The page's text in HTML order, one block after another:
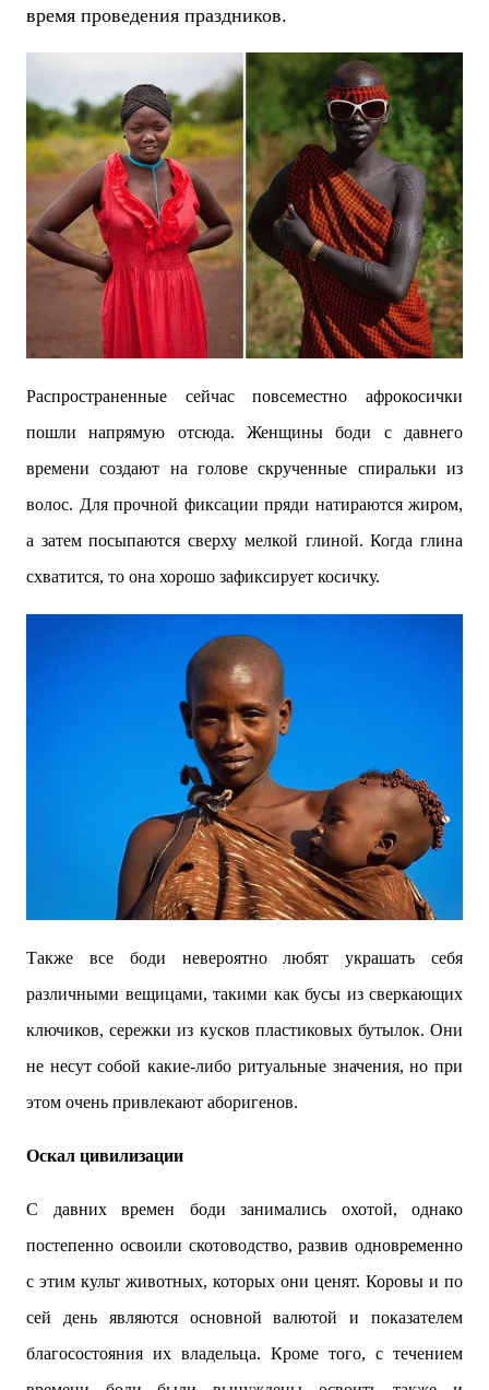
время проведения праздников.
Распространенные сейчас повсеместно афрокосички
пошли напрямую отсюда. Женщины боди с давнего
времени создают на голове скрученные спиральки из
волос. Для прочной фиксации пряди натираются жиром,
а затем посыпаются сверху мелкой глиной. Когда глина
схватится, то она хорошо зафиксирует косичку.
Также все боди невероятно любят украшать себя
различными вещицами, такими как бусы из сверкающих
ключиков, сережки из кусков пластиковых бутылок. Они
не несут собой какие-либо ритуальные значения, но при
этом очень привлекают аборигенов.
Оскал цивилизации
С давних времен боди занимались охотой, однако
постепенно освоили скотоводство, развив одновременно
с этим культ животных, которых они ценят. Коровы и по
сей день являются основной валютой и показателем
благосостояния их владельца. Кроме того, с течением